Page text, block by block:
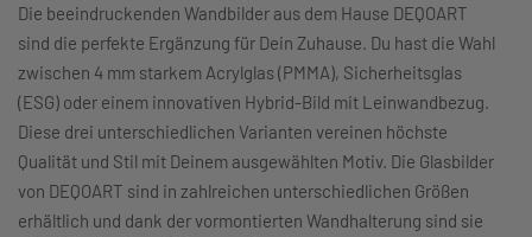
Die beeindruckenden Wandbilder aus dem Hause DEQOART
sind die perfekte Ergänzung für Dein Zuhause. Du hast die Wahl
zwischen 4 mm starkem Acrylglas (PMMA), Sicherheitsglas
(ESG) oder einem innovativen Hybrid-Bild mit Leinwandbezug.
Diese drei unterschiedlichen Varianten vereinen höchste
Qualität und Stil mit Deinem ausgewählten Motiv. Die Glasbilder
von DEQOART sind in zahlreichen unterschiedlichen Größen
erhältlich und dank der vormontierten Wandhalterung sind sie